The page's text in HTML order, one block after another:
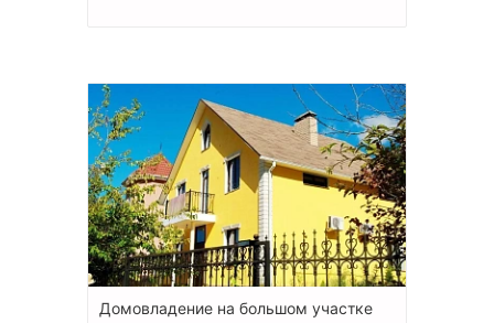
Домовладение на большом участке